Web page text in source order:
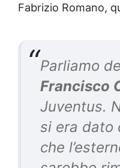
Fabrizio Romano,
Parliamo
Francisco
Juventus.
si era dato
che